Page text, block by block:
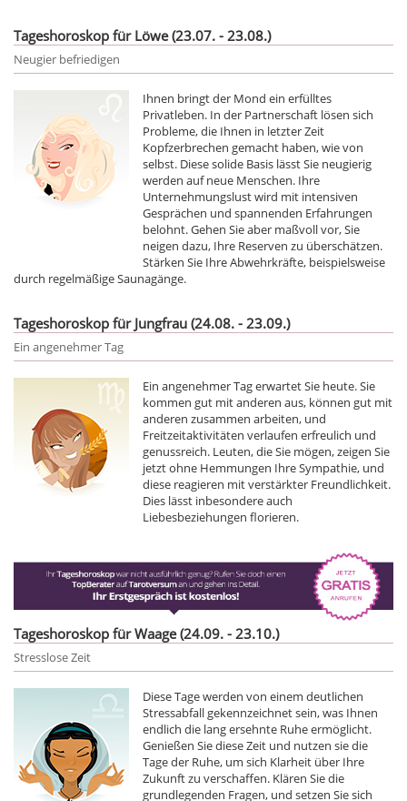
Tageshoroskop für Löwe (23.07. - 23.08.)
Neugier befriedigen
Ihnen bringt der Mond ein erfülltes
Privatleben. In der Partnerschaft lösen sich
Probleme, die Ihnen in letzter Zeit
Kopfzerbrechen gemacht haben, wie von
selbst. Diese solide Basis lässt Sie neugierig
werden auf neue Menschen. Ihre
Unternehmungslust wird mit intensiven
Gesprächen und spannenden Erfahrungen
belohnt. Gehen Sie aber maßvoll vor, Sie
neigen dazu, Ihre Reserven zu überschätzen.
Stärken Sie Ihre Abwehrkräfte, beispielsweise
durch regelmäßige Saunagänge.
Tageshoroskop für Jungfrau (24.08. - 23.09.)
Ein angenehmer Tag
Ein angenehmer Tag erwartet Sie heute. Sie
kommen gut mit anderen aus, können gut mit
anderen zusammen arbeiten, und
Freitzeitaktivitäten verlaufen erfreulich und
genussreich. Leuten, die Sie mögen, zeigen Sie
jetzt ohne Hemmungen Ihre Sympathie, und
diese reagieren mit verstärkter Freundlichkeit.
Dies lässt inbesondere auch
Liebesbeziehungen florieren.
Tageshoroskop für Waage (24.09. - 23.10.)
Stresslose Zeit
Diese Tage werden von einem deutlichen
Stressabfall gekennzeichnet sein, was Ihnen
endlich die lang ersehnte Ruhe ermöglicht.
Genießen Sie diese Zeit und nutzen sie die
Tage der Ruhe, um sich Klarheit über Ihre
Zukunft zu verschaffen. Klären Sie die
grundlegenden Fragen, und setzen Sie sich